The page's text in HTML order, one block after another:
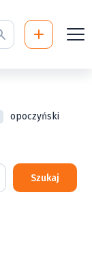
opoczyński
Szukaj